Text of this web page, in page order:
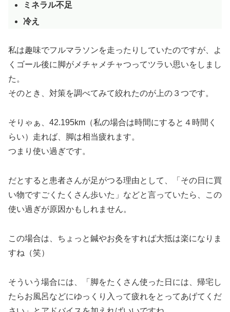
ミネラル不足
冷え
私は趣味でフルマラソンを走ったりしていたのですが、よ
くゴール後に脚がメチャメチャつってツラい思いをしまし
た。
そのとき、対策を調べてみて絞れたのが上の３つです。
そりゃぁ、42.195km（私の場合は時間にすると４時間く
らい）走れば、脚は相当疲れます。
つまり使い過ぎです。
だとすると患者さんが足がつる理由として、「その日に買
い物ですごくたくさん歩いた」などと言っていたら、この
使い過ぎが原因かもしれません。
この場合は、ちょっと鍼やお灸をすれば大抵は楽になりま
すね（笑）
そういう場合には、「脚をたくさん使った日には、帰宅し
たらお風呂などにゆっくり入って疲れをとってあげてくだ